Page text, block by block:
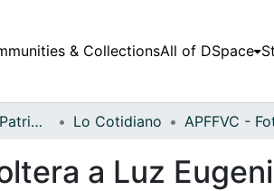
& CollectionsAll of DSpace
Fondo Archivo del Patrimonio Fotográfico y Fílmico del Valle del Cauca Lo Cotidiano
a Luz